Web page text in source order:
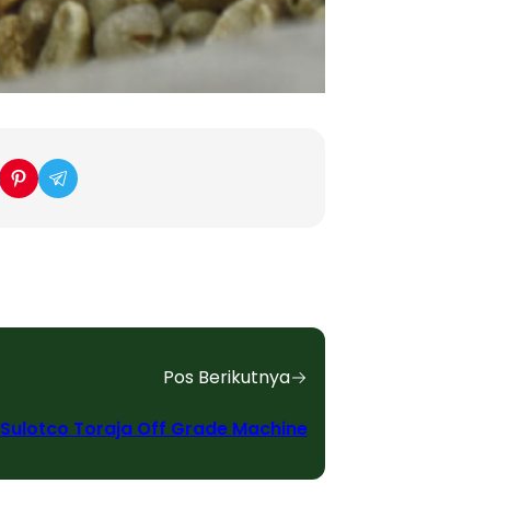
Pos Berikutnya
Sulotco Toraja Off Grade Machine